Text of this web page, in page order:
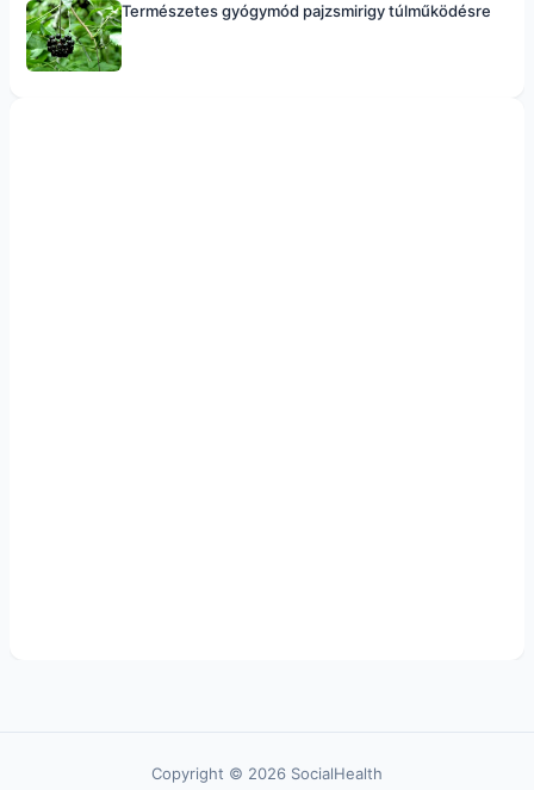
Természetes gyógymód pajzsmirigy túlműködésre
Copyright © 2026 SocialHealth